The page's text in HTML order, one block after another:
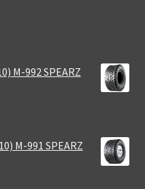
M-992 SPEARZ
M-991 SPEARZ